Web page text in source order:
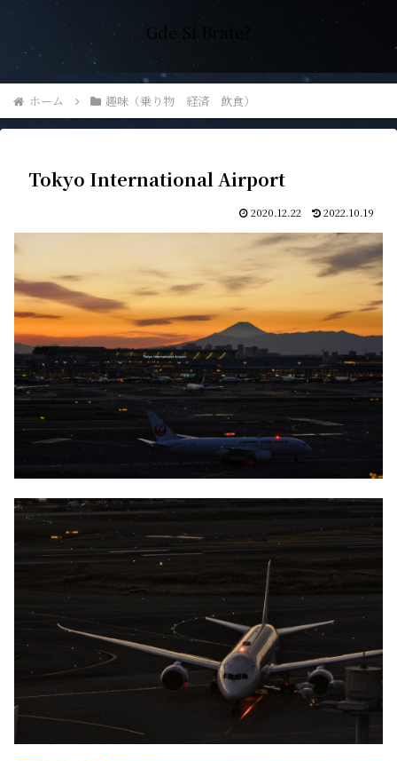
Gde Si Brate?
ホーム 趣味（乗り物 経済 飲食）
Tokyo International Airport
2020.12.22 2022.10.19